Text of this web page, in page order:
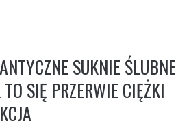
SUKNIE ŚLUBNE
SIĘ PRZERWIE CIĘŻKI